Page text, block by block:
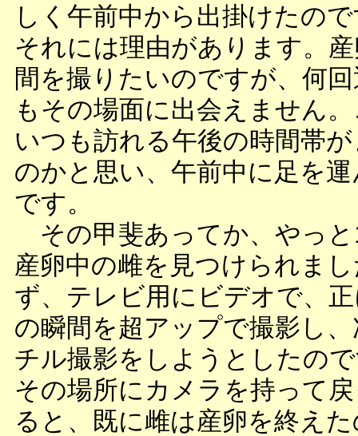
しく午前中から出掛けたの
それには理由があります。
間を撮りたいのですが、何
もその場面に出会えません
いつも訪れる午後の時間帯
のかと思い、午前中に足を
です。
その甲斐あってか、やっと
産卵中の雌を見つけられま
ず、テレビ用にビデオで、
の瞬間を超アップで撮影し
チル撮影をしようとしたの
その場所にカメラを持って
ると、既に雌は産卵を終え